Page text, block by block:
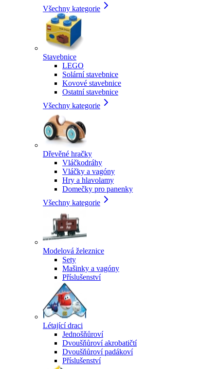
Všechny kategorie
Stavebnice
LEGO
Solární stavebnice
Kovové stavebnice
Ostatní stavebnice
Všechny kategorie
Dřevěné hračky
Vláčkodráhy
Vláčky a vagóny
Hry a hlavolamy
Domečky pro panenky
Všechny kategorie
Modelová železnice
Sety
Mašinky a vagóny
Příslušenství
Létající draci
Jednošňůroví
Dvoušňůroví akrobatičtí
Dvoušňůroví padákoví
Příslušenství